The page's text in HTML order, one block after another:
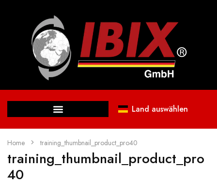
Land auswählen
Home training_thumbnail_product_pro40
training_thumbnail_product_pro
40